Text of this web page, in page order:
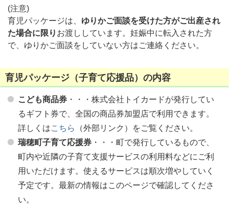
(注意)
育児パッケージは、 ゆりかご面談を受けた方がご出産され
た場合に限り お渡ししています。妊娠中に転入された方
で、ゆりかご面談をしていない方はご連絡ください。
育児パッケージ（子育て応援品）の内容
こども商品券 ・・・株式会社トイカードが発行してい
るギフト券で、全国の商品券加盟店で利用できます。
詳しくはこちら
（外部リンク）をご覧ください。
瑞穂町子育て応援券 ・・・町で発行しているもので、
町内や近隣の子育て支援サービスの利用料などにご利
用いただけます。使えるサービスは順次増やしていく
予定です。最新の情報はこのページで確認してくださ
い。